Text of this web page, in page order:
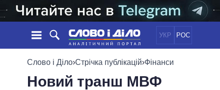
УКР РОС
НОВИНИ
СТРІЧКА
ПОЛІТИКА
ОБIЦЯНКИ
Слово і Діло›Стрічка публікацій›Фінанси
Новий транш МВФ